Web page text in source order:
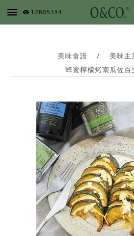
12805384
美味食譜 / 美味主
蜂蜜檸檬烤南瓜佐百